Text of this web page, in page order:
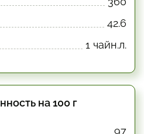
42.6
1 чайн.л.
на 100 г
97